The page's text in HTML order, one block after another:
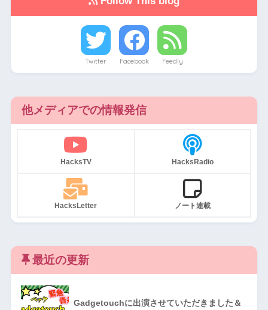
Twitter Facebook Feedly
他メディアでの情報発信
HacksTV HacksRadio
HacksLetter ノート連載
最近の更新
Gadgetouchに出演させていただきました＆